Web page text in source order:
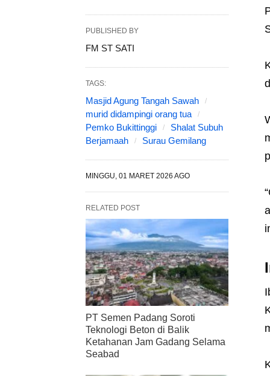
PUBLISHED BY
FM ST SATI
TAGS:
Masjid Agung Tangah Sawah
murid didampingi orang tua
Pemko Bukittinggi
Shalat Subuh
Berjamaah
Surau Gemilang
MINGGU, 01 MARET 2026 AGO
RELATED POST
PT Semen Padang Soroti
Teknologi Beton di Balik
Ketahanan Jam Gadang Selama
Seabad